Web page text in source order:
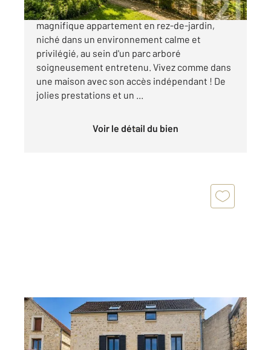
L'ISLE ADAM : Laissez-vous séduire par ce
magnifique appartement en rez-de-jardin,
niché dans un environnement calme et
privilégié, au sein d'un parc arboré
soigneusement entretenu. Vivez comme dans
une maison avec son accès indépendant ! De
jolies prestations et un ...
Voir le détail du bien
VALMONDOIS 95
26,57 m 2, 2 pièces
Ref : 680248